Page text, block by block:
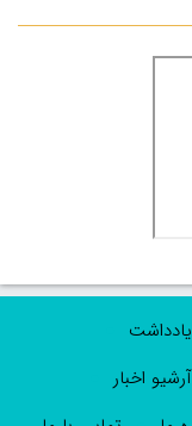
یادداشت
آرشیو اخبار